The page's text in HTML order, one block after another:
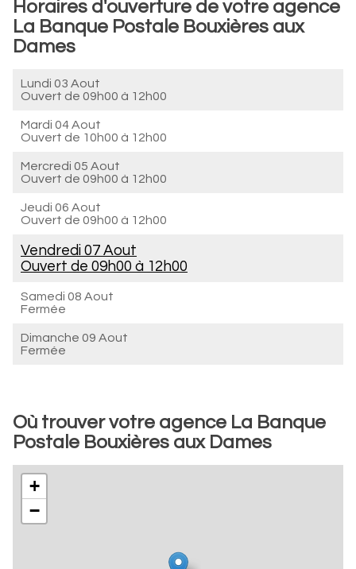
Horaires d'ouverture de votre agence
La Banque Postale Bouxières aux
Dames
Lundi 03 Aout
Ouvert de 09h00 à 12h00
Mardi 04 Aout
Ouvert de 10h00 à 12h00
Mercredi 05 Aout
Ouvert de 09h00 à 12h00
Jeudi 06 Aout
Ouvert de 09h00 à 12h00
Vendredi 07 Aout
Ouvert de 09h00 à 12h00
Samedi 08 Aout
Fermée
Dimanche 09 Aout
Fermée
Où trouver votre agence La Banque
Postale Bouxières aux Dames
+
−